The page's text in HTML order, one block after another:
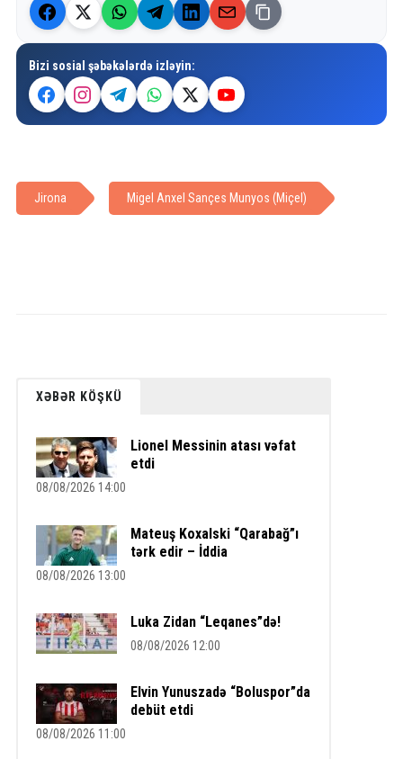
Bizi sosial şəbəkələrdə izləyin:
Jirona Migel Anxel Sançes Munyos (Miçel)
XƏBƏR KÖŞKÜ
Lionel Messinin atası vəfat
etdi
08/08/2026 14:00
Mateuş Koxalski “Qarabağ”ı
tərk edir – İddia
08/08/2026 13:00
Luka Zidan “Leqanes”də!
08/08/2026 12:00
Elvin Yunuszadə “Boluspor”da
debüt etdi
08/08/2026 11:00